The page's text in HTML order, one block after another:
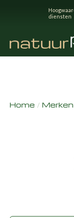
diensten
Home / Merken